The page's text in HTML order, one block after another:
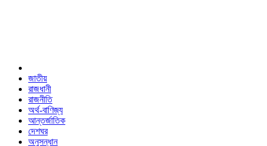
জাতীয়
রাজধানী
রাজনীতি
অর্থ-বাণিজ্য
আন্তর্জাতিক
দেশঘর
অনুসন্ধান